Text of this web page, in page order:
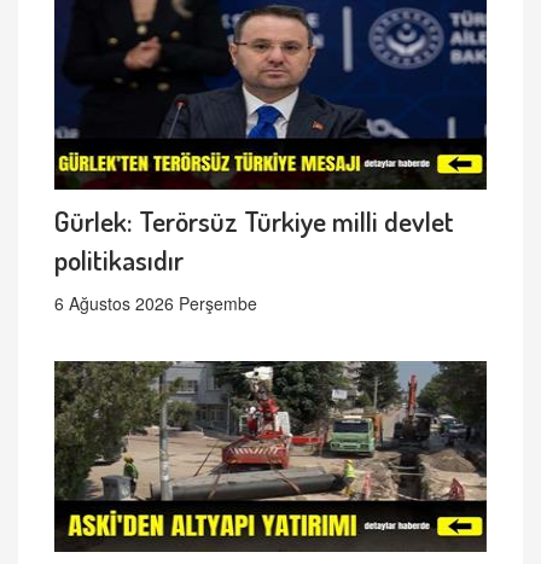
Gürlek: Terörsüz Türkiye milli devlet
politikasıdır
6 Ağustos 2026 Perşembe